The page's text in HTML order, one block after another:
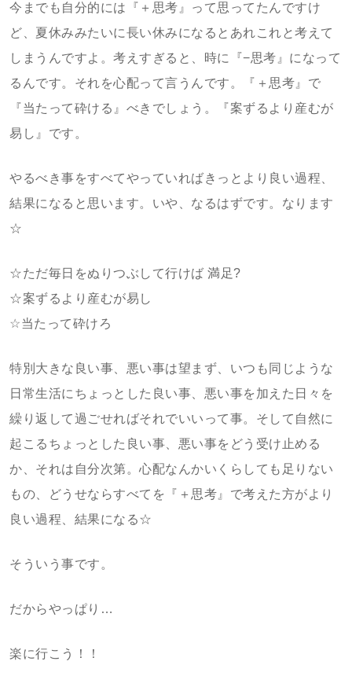
今までも自分的には『＋思考』って思ってたんですけ
ど、夏休みみたいに長い休みになるとあれこれと考えて
しまうんですよ。考えすぎると、時に『−思考』になって
るんです。それを心配って言うんです。『＋思考』で
『当たって砕ける』べきでしょう。『案ずるより産むが
易し』です。
やるべき事をすべてやっていればきっとより良い過程、
結果になると思います。いや、なるはずです。なります
☆
☆ただ毎日をぬりつぶして行けば 満足?
☆案ずるより産むが易し
☆当たって砕けろ
特別大きな良い事、悪い事は望まず、いつも同じような
日常生活にちょっとした良い事、悪い事を加えた日々を
繰り返して過ごせればそれでいいって事。そして自然に
起こるちょっとした良い事、悪い事をどう受け止める
か、それは自分次第。心配なんかいくらしても足りない
もの、どうせならすべてを『＋思考』で考えた方がより
良い過程、結果になる☆
そういう事です。
だからやっぱり…
楽に行こう！！